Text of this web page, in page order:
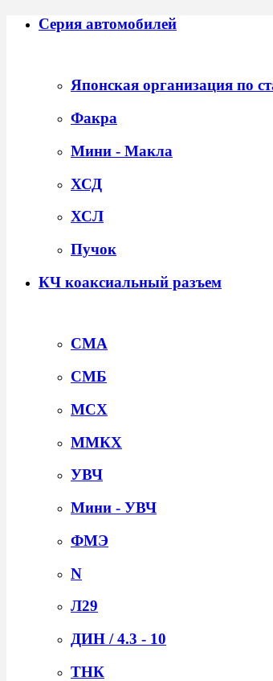
Серия автомобилей
Японская организация по
Факра
Мини - Макла
ХСД
ХСЛ
Пучок
КЧ коаксиальный разъем
СМА
СМБ
MCX
ММКХ
УВЧ
Мини - УВЧ
ФМЭ
N
Л29
ДИН / 4.3 - 10
ТНК